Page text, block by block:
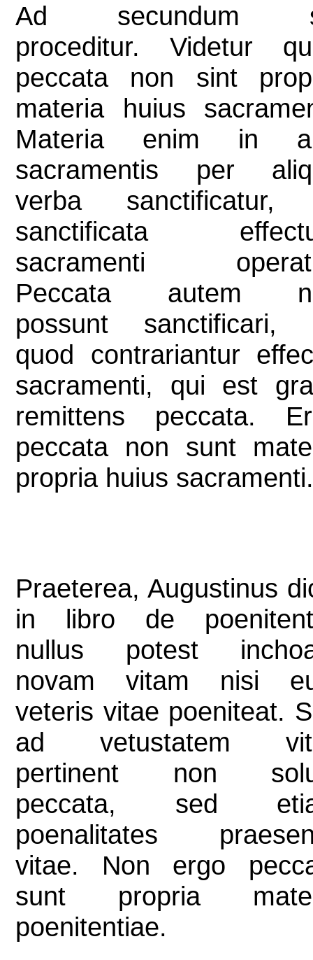
Ad secundum
proceditur. Videtur
peccata non sint
materia huius
Materia enim in
sacramentis per
verba sanctificatur,
sanctificata
sacramenti
Peccata autem
possunt sanctificari,
quod contrariantur
sacramenti, qui est
remittens peccata.
peccata non sunt
propria huius sacramenti.
Praeterea, Augustinus
in libro de
nullus potest
novam vitam nisi
veteris vitae poeniteat.
ad vetustatem
pertinent non
peccata, sed
poenalitates
vitae. Non ergo
sunt propria
poenitentiae.